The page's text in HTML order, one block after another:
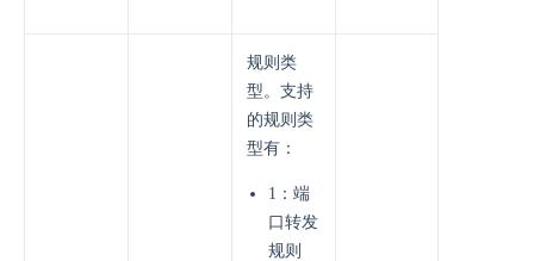
规则类
型。支持
的规则类
型有：
1：端
口转发
规则